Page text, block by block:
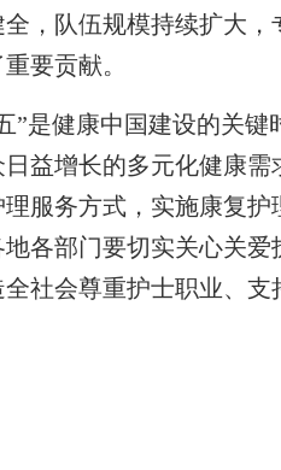
，队伍规模持续扩大
要贡献。
健康中国建设的关键
益增长的多元化健康
服务方式，实施康复
各部门要切实关心关
社会尊重护士职业、